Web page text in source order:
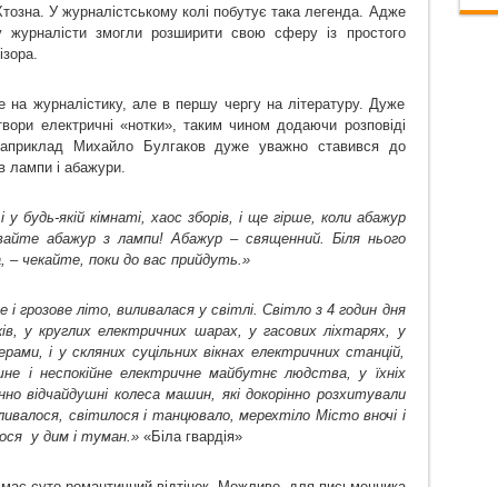
У журналістському колі побутує така легенда. Адже
змогли розширити свою сферу із простого
журналістику, але в першу чергу на літературу. Дуже
електричні «нотки», таким чином додаючи розповіді
Михайло Булгаков дуже уважно ставився до
лампи і абажури.
будь-якій кімнаті, хаос зборів, і ще гірше, коли абажур
абажур з лампи! Абажур – священний. Біля нього
– чекайте, поки до вас прийдуть.»
і грозове літо, виливалася у світлі. Світло з 4 годин дня
у круглих електричних шарах, у гасових ліхтарях, у
і у скляних суцільних вікнах електричних станцій,
і неспокійне електричне майбутнє людства, у їхніх
відчайдушні колеса машин, які докорінно розхитували
світилося і танцювало, мерехтіло Місто вночі і
у дим і туман.» «Біла гвардія»